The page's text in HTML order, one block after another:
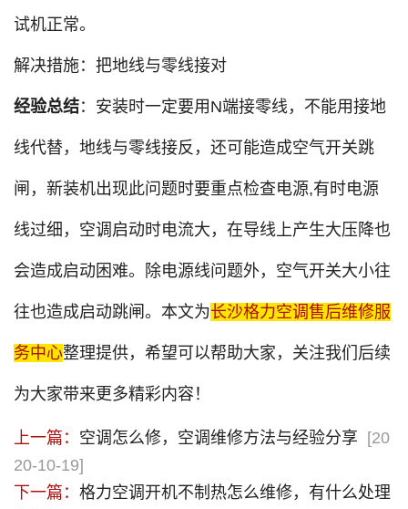
试机正常。
解决措施：把地线与零线接对
经验总结：安装时一定要用N端接零线，不能用接地
线代替，地线与零线接反，还可能造成空气开关跳
闸，新装机出现此问题时要重点检查电源,有时电源
线过细，空调启动时电流大，在导线上产生大压降也
会造成启动困难。除电源线问题外，空气开关大小往
往也造成启动跳闸。本文为长沙格力空调售后维修服
务中心整理提供，希望可以帮助大家，关注我们后续
为大家带来更多精彩内容！
上一篇： 空调怎么修，空调维修方法与经验分享 [20
20-10-19]
下一篇： 格力空调开机不制热怎么维修，有什么处理